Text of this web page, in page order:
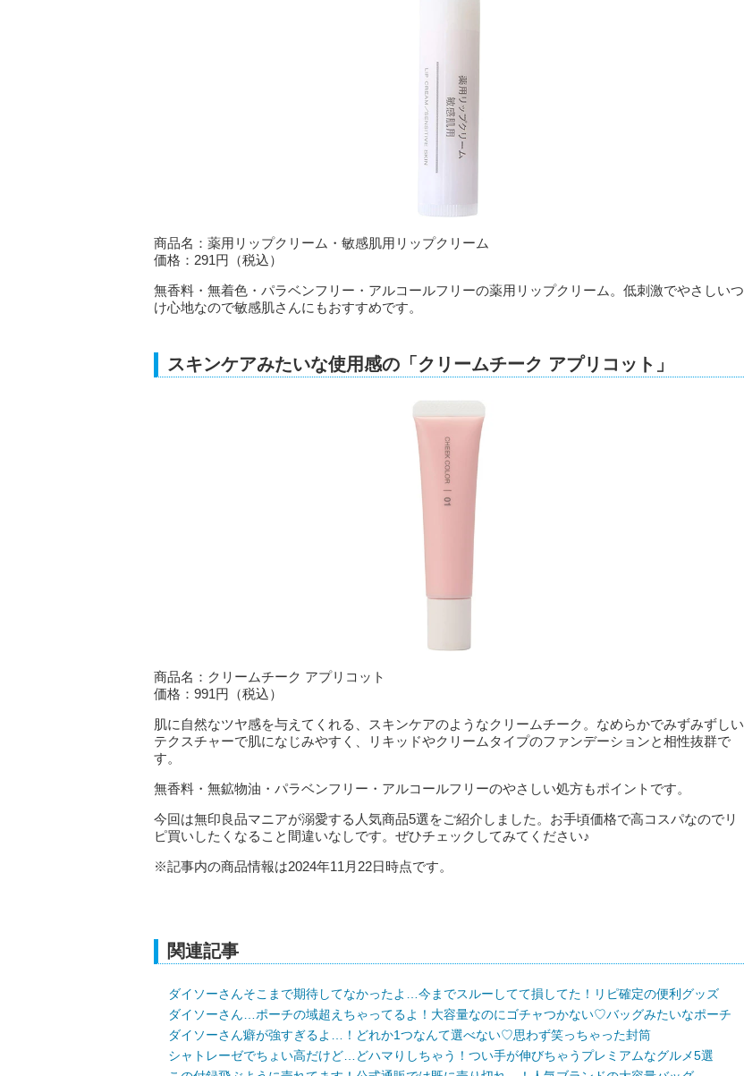
商品名：薬用リップクリーム・敏感肌用リップクリーム
価格：291円（税込）
無香料・無着色・パラベンフリー・アルコールフリーの薬用リップクリーム。低刺激でやさしいつ
け心地なので敏感肌さんにもおすすめです。
スキンケアみたいな使用感の「クリームチーク アプリコット」
商品名：クリームチーク アプリコット
価格：991円（税込）
肌に自然なツヤ感を与えてくれる、スキンケアのようなクリームチーク。なめらかでみずみずしい
テクスチャーで肌になじみやすく、リキッドやクリームタイプのファンデーションと相性抜群で
す。
無香料・無鉱物油・パラベンフリー・アルコールフリーのやさしい処方もポイントです。
今回は無印良品マニアが溺愛する人気商品5選をご紹介しました。お手頃価格で高コスパなのでリ
ピ買いしたくなること間違いなしです。ぜひチェックしてみてください♪
※記事内の商品情報は2024年11月22日時点です。
関連記事
ダイソーさんそこまで期待してなかったよ…今までスルーしてて損してた！リピ確定の便利グッズ
ダイソーさん…ポーチの域超えちゃってるよ！大容量なのにゴチャつかない♡バッグみたいなポーチ
ダイソーさん癖が強すぎるよ…！どれか1つなんて選べない♡思わず笑っちゃった封筒
シャトレーゼでちょい高だけど…どハマりしちゃう！つい手が伸びちゃうプレミアムなグルメ5選